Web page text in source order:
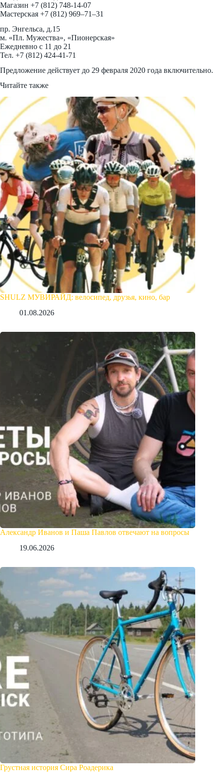
Магазин +7 (812) 748-14-07
Мастерская +7 (812) 969–71–31
пр. Энгельса, д.15
м. «Пл. Мужества», «Пионерская»
Ежедневно c 11 до 21
Тел. +7 (812) 424-41-71
Предложение действует до 29 февраля 2020 года включительно.
Читайте также
SHULZ МУВИРАЙД: велосипед, друзья, кино, бар
01.08.2026
Александр Иванов и Паша Павлов отвечают на вопросы
19.06.2026
Грустная история Сира Роадерика